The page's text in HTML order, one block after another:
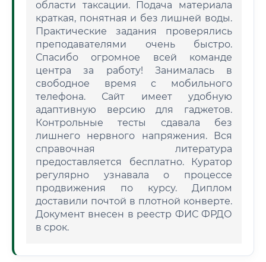
области таксации. Подача материала
краткая, понятная и без лишней воды.
Практические задания проверялись
преподавателями очень быстро.
Спасибо огромное всей команде
центра за работу! Занималась в
свободное время с мобильного
телефона. Сайт имеет удобную
адаптивную версию для гаджетов.
Контрольные тесты сдавала без
лишнего нервного напряжения. Вся
справочная литература
предоставляется бесплатно. Куратор
регулярно узнавала о процессе
продвижения по курсу. Диплом
доставили почтой в плотной конверте.
Документ внесен в реестр ФИС ФРДО
в срок.